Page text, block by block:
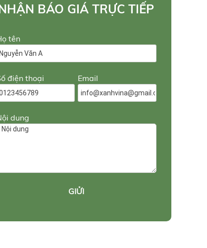
BÁO GIÁ TRỰC TIẾP
tên
điện thoại Email
dung